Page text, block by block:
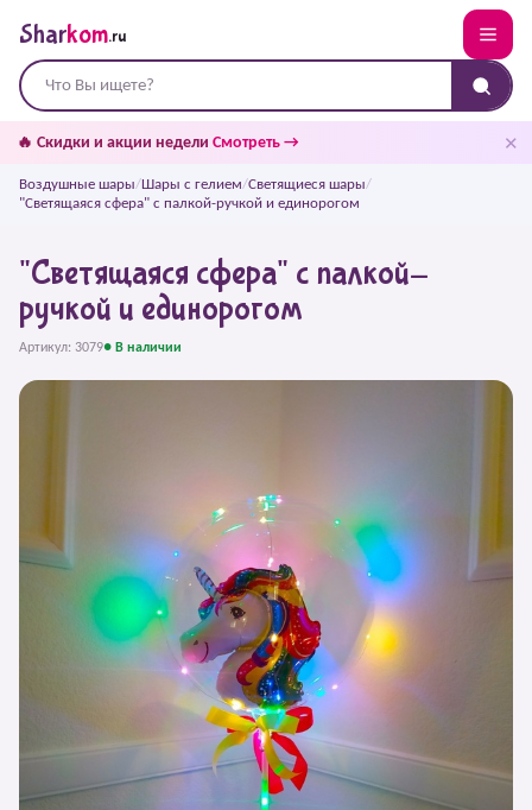
Sharkom.ru
🔥 Скидки и акции недели Смотреть → ✕
Воздушные шары/Шары с гелием/Светящиеся шары/
"Светящаяся сфера" с палкой-ручкой и единорогом
"Светящаяся сфера" с палкой-
ручкой и единорогом
Артикул: 3079● В наличии